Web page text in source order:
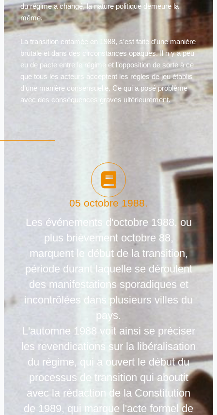
du régime a changé, la nature politique demeure la
même.
La transition entamée en 1988, s’est faite d’une manière
brutale et dans des circonstances opaques. Il n y a peu
eu de pacte entre le régime et l’opposition de sorte à ce
que tous les acteurs acceptent les règles de jeu établis
d’une manière consensuelle. Ce qui a posé problème
avec des conséquences graves ultérieurement.
05 octobre 1988.
Les événements d'octobre 1988, ou
plus brièvement octobre 88,
marquent le début de la transition,
période durant laquelle se déroulent
des manifestations sporadiques et
incontrôlées dans plusieurs villes du
pays.
L'automne 1988 voit ainsi se préciser
les revendications sur la libéralisation
du régime, qui a ouvert le début du
processus de transition qui aboutit
avec la rédaction de la Constitution
de 1989, qui marque l'acte formel de